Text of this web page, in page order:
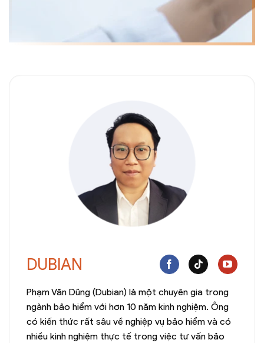
DUBIAN
Phạm Văn Dũng (Dubian) là một chuyên gia trong
ngành bảo hiểm với hơn 10 năm kinh nghiệm. Ông
có kiến thức rất sâu về nghiệp vụ bảo hiểm và có
nhiều kinh nghiệm thực tế trong việc tư vấn bảo